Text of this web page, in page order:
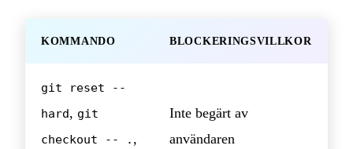
KOMMANDO BLOCKERINGSVILLKOR
git reset --
hard, git
checkout -- . ,
Inte begärt av
användaren